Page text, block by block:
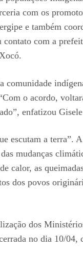
com os
e também
com a
o acordo,
enfatizou
escutam a
mudanças
calor, as
dos povos
dos
no dia 10/